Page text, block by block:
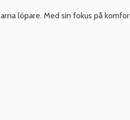
löpare. Med sin fokus på